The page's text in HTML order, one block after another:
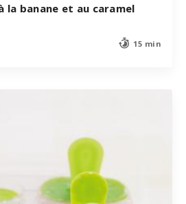
la banane et au caramel
15 min